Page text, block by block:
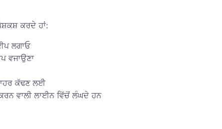
ਕਰਦੇ ਹਾਂ:
ਲਗਾਓ
ਵਜਾਉਣਾ
ਕੱਢਣ ਲਈ
ਵਾਲੀ ਲਾਈਨ ਵਿੱਚੋਂ ਲੰਘਦੇ ਹਨ